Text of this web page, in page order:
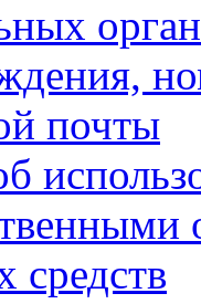
почты
средств